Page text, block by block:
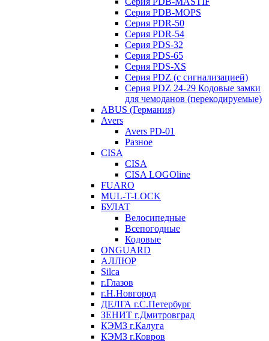
Серия PDB-MOPS
Серия PDR-50
Серия PDR-54
Серия PDS-32
Серия PDS-65
Серия PDS-XS
Серия PDZ (с сигнализацией)
Серия PDZ 24-29 Кодовые замки
для чемоданов (перекодируемые)
ABUS (Германия)
Avers
Avers PD-01
Разное
CISA
CISA
CISA LOGOline
FUARO
MUL-T-LOCK
БУЛАТ
Велосипедные
Всепогодные
Кодовые
ONGUARD
АЛЛЮР
Silca
г.Глазов
г.Н.Новгород
ДЕЛГА г.С.Петербург
ЗЕНИТ г.Дмитровград
КЭМЗ г.Калуга
КЭМЗ г.Ковров